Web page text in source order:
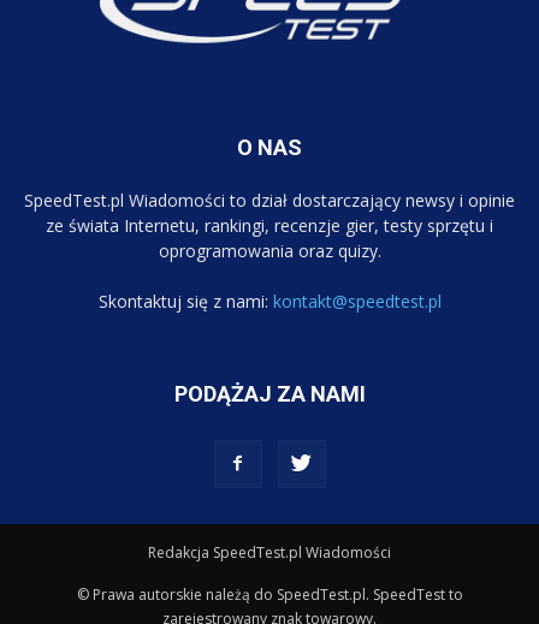
O NAS
SpeedTest.pl Wiadomości to dział dostarczający newsy i opinie
ze świata Internetu, rankingi, recenzje gier, testy sprzętu i
oprogramowania oraz quizy.
Skontaktuj się z nami: kontakt@speedtest.pl
PODĄŻAJ ZA NAMI
Redakcja SpeedTest.pl Wiadomości
© Prawa autorskie należą do SpeedTest.pl. SpeedTest to
zarejestrowany znak towarowy.